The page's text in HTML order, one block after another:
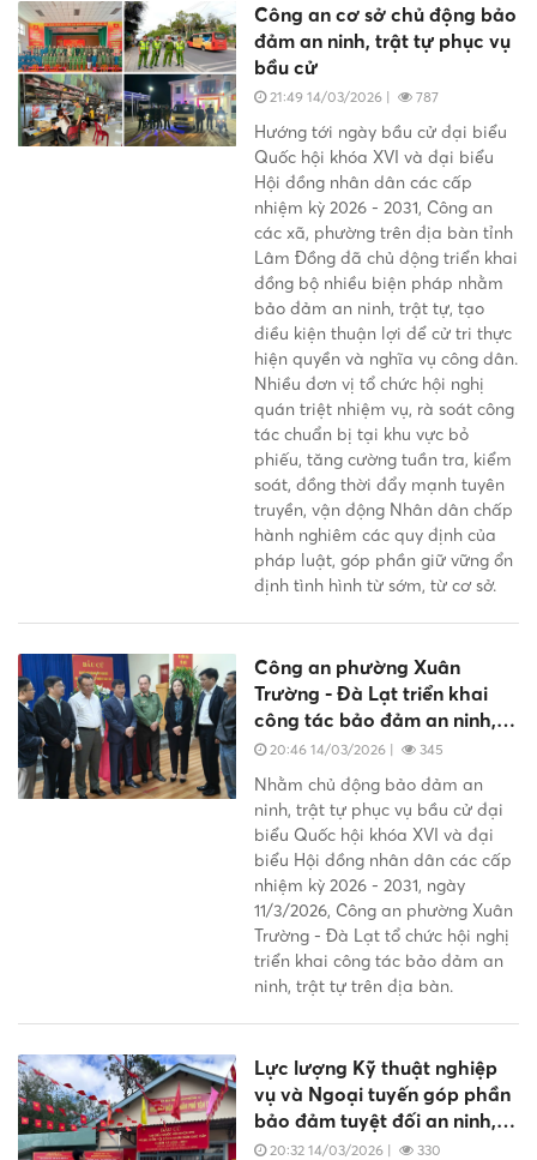
Công an cơ sở chủ động bảo
đảm an ninh, trật tự phục vụ
bầu cử
21:49 14/03/2026 | 787
Hướng tới ngày bầu cử đại biểu
Quốc hội khóa XVI và đại biểu
Hội đồng nhân dân các cấp
nhiệm kỳ 2026 - 2031, Công an
các xã, phường trên địa bàn tỉnh
Lâm Đồng đã chủ động triển khai
đồng bộ nhiều biện pháp nhằm
bảo đảm an ninh, trật tự, tạo
điều kiện thuận lợi để cử tri thực
hiện quyền và nghĩa vụ công dân.
Nhiều đơn vị tổ chức hội nghị
quán triệt nhiệm vụ, rà soát công
tác chuẩn bị tại khu vực bỏ
phiếu, tăng cường tuần tra, kiểm
soát, đồng thời đẩy mạnh tuyên
truyền, vận động Nhân dân chấp
hành nghiêm các quy định của
pháp luật, góp phần giữ vững ổn
định tình hình từ sớm, từ cơ sở.
Công an phường Xuân
Trường - Đà Lạt triển khai
công tác bảo đảm an ninh,
trật tự phục vụ bầu cử
20:46 14/03/2026 | 345
Nhằm chủ động bảo đảm an
ninh, trật tự phục vụ bầu cử đại
biểu Quốc hội khóa XVI và đại
biểu Hội đồng nhân dân các cấp
nhiệm kỳ 2026 - 2031, ngày
11/3/2026, Công an phường Xuân
Trường - Đà Lạt tổ chức hội nghị
triển khai công tác bảo đảm an
ninh, trật tự trên địa bàn.
Lực lượng Kỹ thuật nghiệp
vụ và Ngoại tuyến góp phần
bảo đảm tuyệt đối an ninh,
trật tự cuộc bầu cử
20:32 14/03/2026 | 330